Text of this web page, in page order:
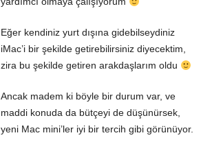
Eğer kendiniz yurt dışına gidebilseydiniz
iMac’i bir şekilde getirebilirsiniz diyecektim,
zira bu şekilde getiren arakdaşlarım oldu
Ancak madem ki böyle bir durum var, ve
maddi konuda da bütçeyi de düşünürsek,
yeni Mac mini’ler iyi bir tercih gibi görünüyor.